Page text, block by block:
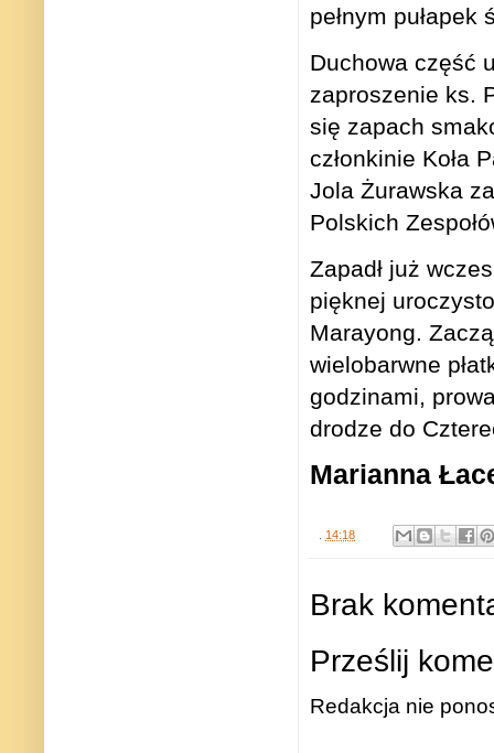
pełnym
Duchowa część
zaproszenie ks.
się zapach
członkinie Koła
Jola Żurawska
Polskich
Zapadł już
pięknej
Marayong.
wielobarwne
godzinami,
drodze do
Marianna
14:18
Brak
Prześlij
Redakcja nie